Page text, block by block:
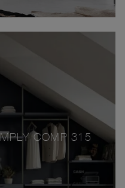
COMP 315